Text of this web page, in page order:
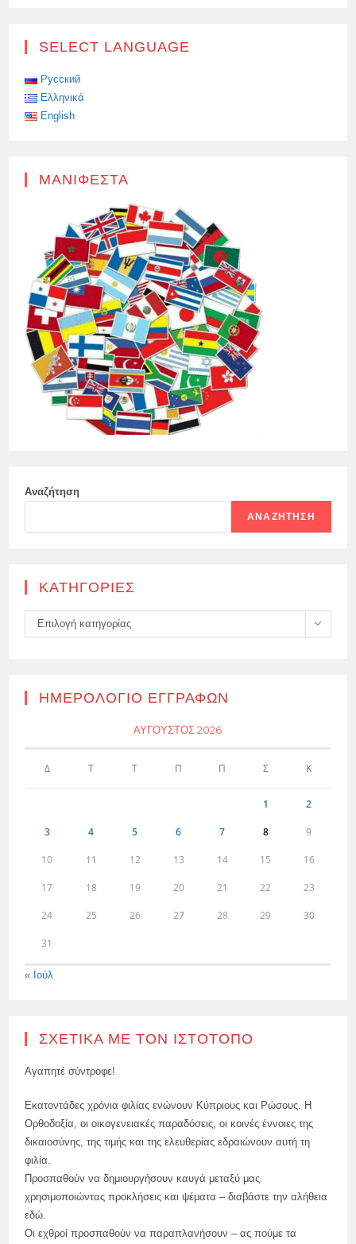
SELECT LANGUAGE
Русский
Ελληνικά
English
ΜΑΝΙΦΈΣΤΑ
Αναζήτηση
ΑΝΑΖΉΤΗΣΗ
KΑΤΗΓΟΡΊΕΣ
Kατηγορίες
Επιλογή κατηγορίας
ΗΜΕΡΟΛΌΓΙΟ ΕΓΓΡΑΦΏΝ
ΑΎΓΟΥΣΤΟΣ 2026
Δ Τ Τ Π Π Σ Κ
1 2
3 4 5 6 7 8 9
10 11 12 13 14 15 16
17 18 19 20 21 22 23
24 25 26 27 28 29 30
31
« Ιούλ
ΣΧΕΤΙΚΆ ΜΕ ΤΟΝ ΙΣΤΌΤΟΠΟ
Αγαπητέ σύντροφε!
Εκατοντάδες χρόνια φιλίας ενώνουν Κύπριους και Ρώσους. Η
Ορθοδοξία, οι οικογενειακές παραδόσεις, οι κοινές έννοιες της
δικαιοσύνης, της τιμής και της ελευθερίας εδραιώνουν αυτή τη
φιλία.
Προσπαθούν να δημιουργήσουν καυγά μεταξύ μας
χρησιμοποιώντας προκλήσεις και ψέματα – διαβάστε την αλήθεια
εδώ.
Οι εχθροί προσπαθούν να παραπλανήσουν – ας πούμε τα